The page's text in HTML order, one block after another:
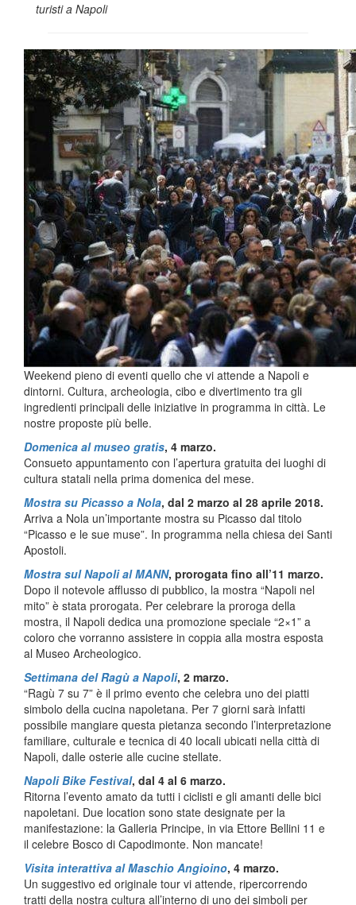
turisti a Napoli
Weekend pieno di eventi quello che vi attende a Napoli e
dintorni. Cultura, archeologia, cibo e divertimento tra gli
ingredienti principali delle iniziative in programma in città. Le
nostre proposte più belle.
Domenica al museo gratis, 4 marzo.
Consueto appuntamento con l’apertura gratuita dei luoghi di
cultura statali nella prima domenica del mese.
Mostra su Picasso a Nola, dal 2 marzo al 28 aprile 2018.
Arriva a Nola un’importante mostra su Picasso dal titolo
“Picasso e le sue muse”. In programma nella chiesa dei Santi
Apostoli.
Mostra sul Napoli al MANN, prorogata fino all’11 marzo.
Dopo il notevole afflusso di pubblico, la mostra “Napoli nel
mito” è stata prorogata. Per celebrare la proroga della
mostra, il Napoli dedica una promozione speciale “2×1” a
coloro che vorranno assistere in coppia alla mostra esposta
al Museo Archeologico.
Settimana del Ragù a Napoli, 2 marzo.
“Ragù 7 su 7” è il primo evento che celebra uno dei piatti
simbolo della cucina napoletana. Per 7 giorni sarà infatti
possibile mangiare questa pietanza secondo l’interpretazione
familiare, culturale e tecnica di 40 locali ubicati nella città di
Napoli, dalle osterie alle cucine stellate.
Napoli Bike Festival, dal 4 al 6 marzo.
Ritorna l’evento amato da tutti i ciclisti e gli amanti delle bici
napoletani. Due location sono state designate per la
manifestazione: la Galleria Principe, in via Ettore Bellini 11 e
il celebre Bosco di Capodimonte. Non mancate!
Visita interattiva al Maschio Angioino, 4 marzo.
Un suggestivo ed originale tour vi attende, ripercorrendo
tratti della nostra cultura all’interno di uno dei simboli per